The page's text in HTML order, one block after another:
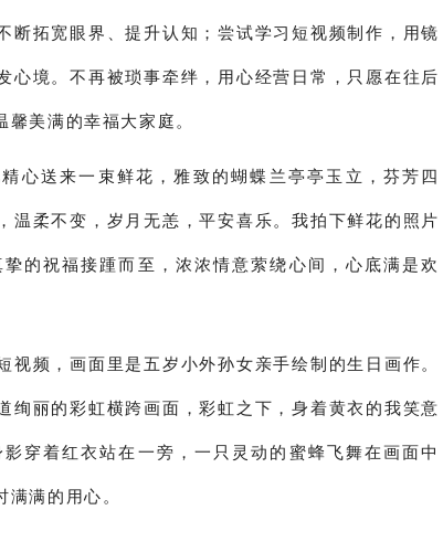
拓宽眼界、提升认知；尝试学习短视频制作，用镜
境。不再被琐事牵绊，用心经营日常，只愿在往后
美满的幸福大家庭。
送来一束鲜花，雅致的蝴蝶兰亭亭玉立，芬芳四
柔不变，岁月无恙，平安喜乐。我拍下鲜花的照片
的祝福接踵而至，浓浓情意萦绕心间，心底满是欢
频，画面里是五岁小外孙女亲手绘制的生日画作。
丽的彩虹横跨画面，彩虹之下，身着黄衣的我笑意
穿着红衣站在一旁，一只灵动的蜜蜂飞舞在画面中
满的用心。